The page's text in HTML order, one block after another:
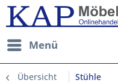
Menü
Übersicht Stühle